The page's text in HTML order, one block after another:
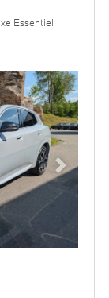
Essentiel
Next